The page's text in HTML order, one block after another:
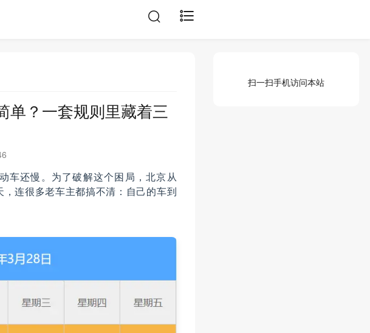
单？一套规则里藏着三
还慢。为了破解这个困局，北京从
连很多老车主都搞不清：自己的车到
扫一扫手机访问本站